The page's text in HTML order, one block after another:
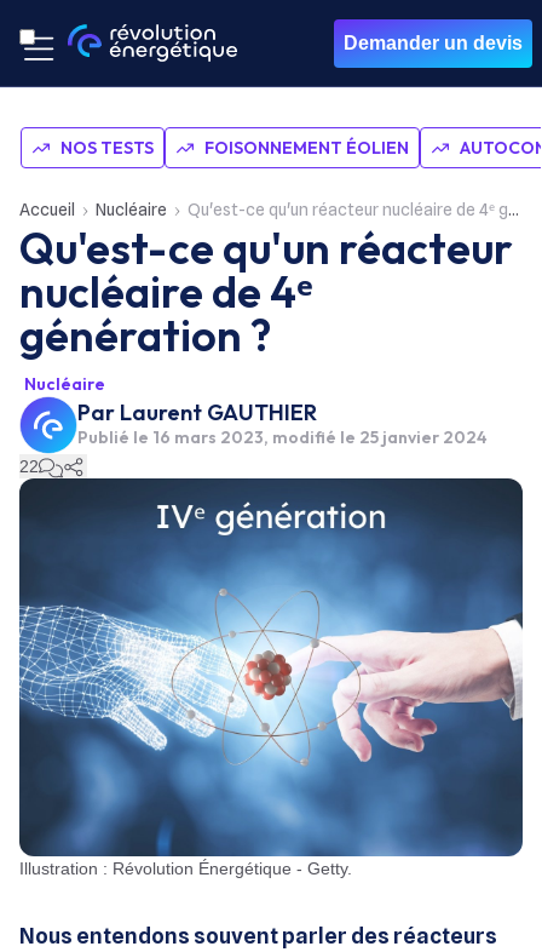
Demander un devis
NOS TESTS FOISONNEMENT ÉOLIEN
Accueil Nucléaire Qu'est-ce qu'un réacteur nucléaire de 4ᵉ génération ?
Qu'est-ce qu'un réacteur
nucléaire de 4ᵉ
génération ?
Nucléaire
Par Laurent GAUTHIER
Publié le 16 mars 2023, modifié le 25 janvier 2024
22
Illustration : Révolution Énergétique - Getty.
Nous entendons souvent parler des réacteurs